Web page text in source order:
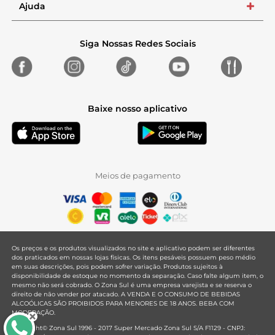
Ajuda +
Siga Nossas Redes Sociais
Baixe nosso aplicativo
Meios de pagamento
Os preços e os produtos visualizados no site e aplicativo podem ser diferentes
dos praticados em nossas lojas físicas. Os itens pesáveis possuem peso médio
em suas descrições, pois podem sofrer variação. Produtos sujeitos à
disponibilidade de estoque no momento da separação. Caso falte algum item, o
mesmo não será cobrado. O Zona Sul é uma empresa varejista e se reserva o
direito de não vender por atacado. A VENDA E O CONSUMO DE BEBIDAS
ALCOÓLICAS SÃO PROIBIDOS PARA MENORES DE 18 ANOS. BEBA COM
MODERAÇÃO.
Copyright© Zona Sul 1996 - 2017 Super Mercado Zona Sul S/A F1129 - CNPJ: